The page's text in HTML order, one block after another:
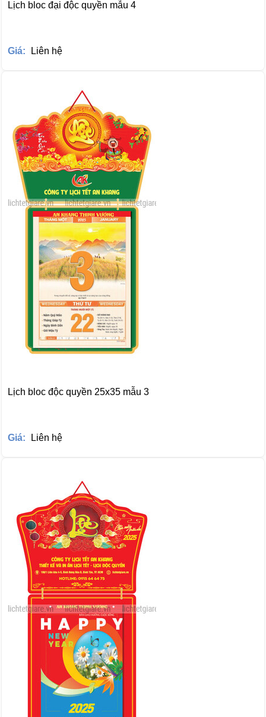
Lịch bloc đại độc quyền mẫu 4
Giá: Liên hệ
Lịch bloc độc quyền 25x35 mẫu 3
Giá: Liên hệ